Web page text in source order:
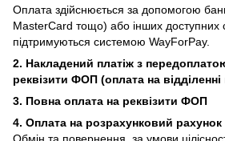
Оплата здійснюється за допомогою
MasterCard тощо) або інших доступних
підтримуються системою WayForPay.
2. Накладений платіж з
реквізити ФОП (оплата на
3. Повна оплата на реквізити ФОП
4. Оплата на розрахунковий рахунок
Обмін та повернення, за умови